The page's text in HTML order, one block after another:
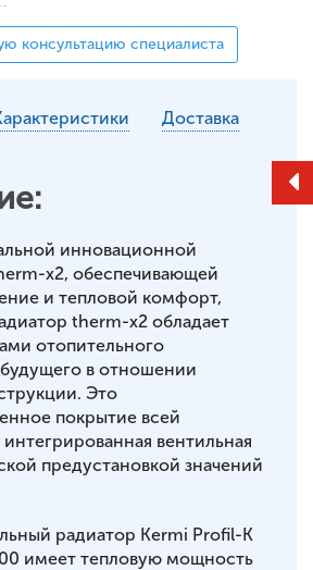
консультацию специалиста
Доставка
инновационной
x2, обеспечивающей
и тепловой комфорт,
therm-x2 обладает
отопительного
в отношении
Это
покрытие всей
вентильная
предустановкой значений
радиатор Kermi Profil-K
имеет тепловую мощность